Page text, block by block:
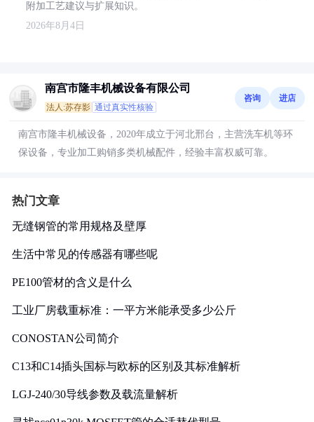
附加工艺建议与扩展知识。
2026年8月4日
南宫市隆丰机械设备有限公司
法人:苏存影 通过真实性核验
咨询 进店
南宫市隆丰机械设备，2020年成立于河北邢台，主营洗车机等环
保设备，专业加工购销多类机械配件，经验丰富权威可靠。
热门文章
无缝钢管的常用规格及壁厚
生活中常见的传感器有哪些呢
PE100管材的含义是什么
工业厂房载重标准：一平方米能承受多少公斤
CONOSTAN公司简介
C13和C14插头国标与欧标的区别及其标准解析
LGJ-240/30导线参数及载流量解析